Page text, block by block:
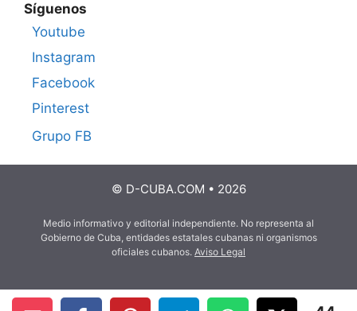
Síguenos
Youtube
Instagram
Facebook
Pinterest
Grupo FB
© D-CUBA.COM • 2026
Medio informativo y editorial independiente. No representa al
Gobierno de Cuba, entidades estatales cubanas ni organismos
oficiales cubanos. Aviso Legal